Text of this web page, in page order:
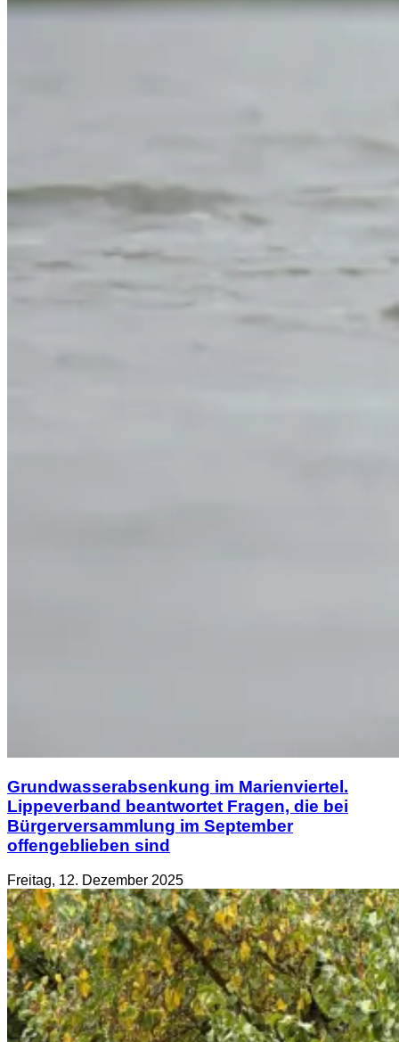
Grundwasserabsenkung im Marienviertel.
Lippeverband beantwortet Fragen, die bei
Bürgerversammlung im September
offengeblieben sind
Freitag, 12. Dezember 2025